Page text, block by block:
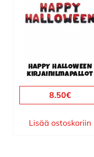
HAPPY HALLOWEEN
kirjainilmapallot
8.50€
Lisää ostoskoriin